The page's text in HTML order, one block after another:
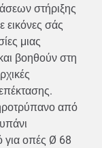
στήριξης
εικόνες σάς
μιας
βοηθούν στη
από
για οπές Ø 68